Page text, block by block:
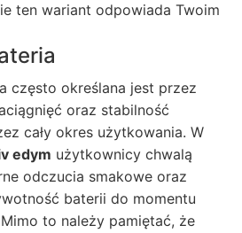
ten wariant odpowiada Twoim
często określana jest przez
oraz stabilność
cały okres użytkowania. W
edym użytkownicy chwalą
odczucia smakowe oraz
baterii do momentu
to należy pamiętać, że